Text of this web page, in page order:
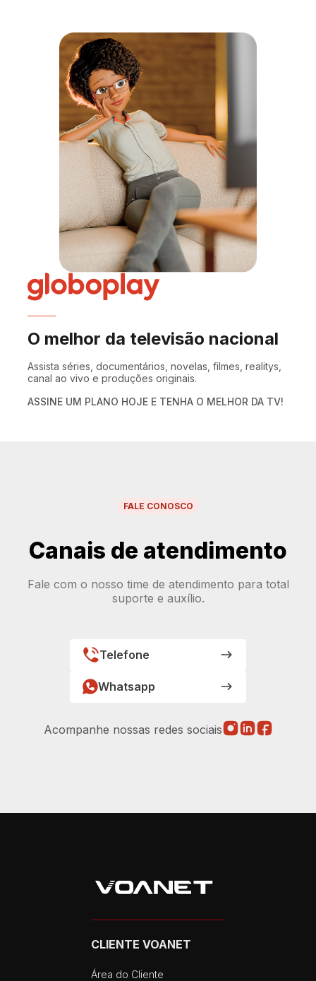
O melhor da televisão nacional
Assista séries, documentários, novelas, filmes, realitys,
canal ao vivo e produções originais.
ASSINE UM PLANO HOJE E TENHA O MELHOR DA TV!
FALE CONOSCO
Canais de atendimento
Fale com o nosso time de atendimento para total
suporte e auxílio.
Telefone
Whatsapp
Acompanhe nossas redes sociais
CLIENTE VOANET
Área do Cliente